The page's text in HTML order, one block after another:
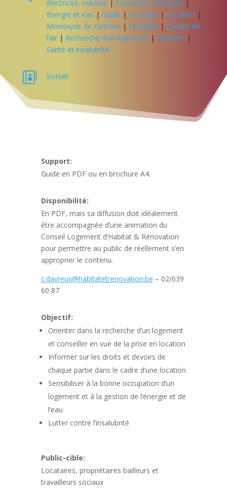
électricité, mazout| Economies d’énergie |
Energie et eau | Guide | Humidité | Location |
Monoxyde de carbone | Nuisibles | Qualité de
l’air| Recherche d’un logement| Salubrité |
Santé et insalubrité
 SoHab
Support:
Guide en PDF ou en brochure A4.
Disponibilité:
En PDF, mais sa diffusion doit idéalement
être accompagnée d’une animation du
Conseil Logement d’Habitat & Rénovation
pour permettre au public de réellement s’en
approprier le contenu.
c.davreux@habitatetrenovation.be – 02/639
60 87
Objectif:
Orienter dans la recherche d’un logement
et conseiller en vue de la prise en location
Informer sur les droits et devoirs de
chaque partie dans le cadre d’une location
Sensibiliser à la bonne occupation d’un
logement et à la gestion de l’énergie et de
l’eau
Lutter contre l’insalubrité
Public-cible:
Locataires, propriétaires bailleurs et
travailleurs sociaux